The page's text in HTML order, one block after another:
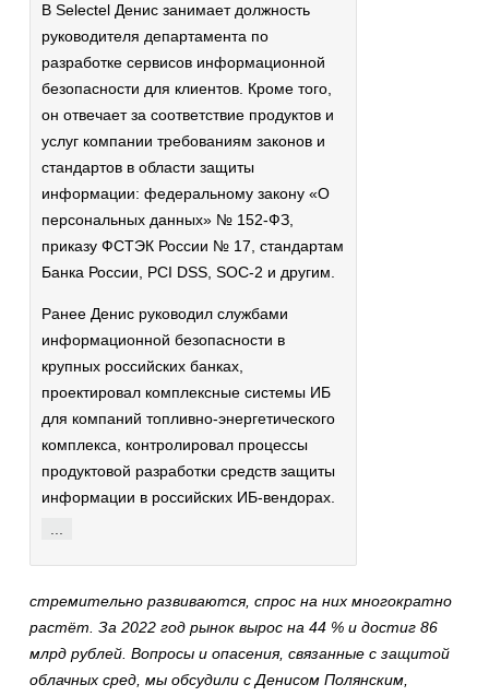
В Selectel Денис занимает должность
руководителя департамента по
разработке сервисов информационной
безопасности для клиентов. Кроме того,
он отвечает за соответствие продуктов и
услуг компании требованиям законов и
стандартов в области защиты
информации: федеральному закону «О
персональных данных» № 152-ФЗ,
приказу ФСТЭК России № 17, стандартам
Банка России, PCI DSS, SOC-2 и другим.
Ранее Денис руководил службами
информационной безопасности в
крупных российских банках,
проектировал комплексные системы ИБ
для компаний топливно-энергетического
комплекса, контролировал процессы
продуктовой разработки средств защиты
информации в российских ИБ-вендорах.
стремительно развиваются, спрос на них многократно
растёт. За 2022 год рынок вырос на 44 % и достиг 86
млрд рублей. Вопросы и опасения, связанные с защитой
облачных сред, мы обсудили с Денисом Полянским,